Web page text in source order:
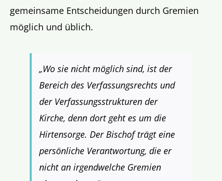
gemeinsame Entscheidungen durch Gremien
möglich und üblich.
„Wo sie nicht möglich sind, ist der
Bereich des Verfassungsrechts und
der Verfassungsstrukturen der
Kirche, denn dort geht es um die
Hirtensorge. Der Bischof trägt eine
persönliche Verantwortung, die er
nicht an irgendwelche Gremien